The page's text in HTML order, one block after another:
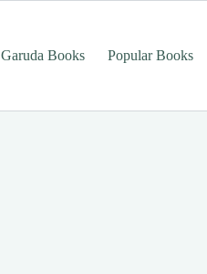
Garuda Books Popular Books